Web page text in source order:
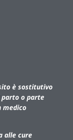
è sostitutivo
parto o parte
medico
alle cure